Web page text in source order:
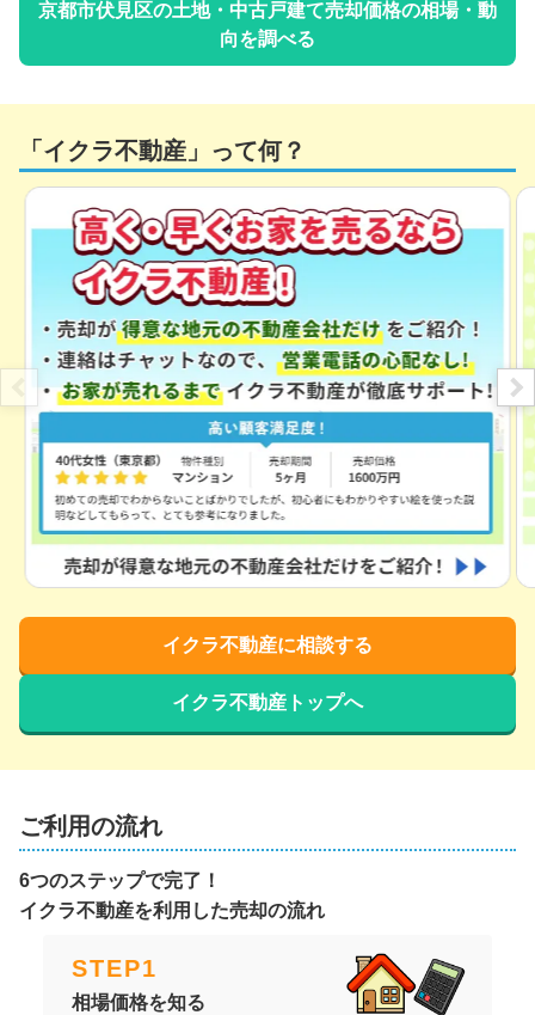
京都市伏見区の土地・中古戸建て売却価格の相場・動
向を調べる
「イクラ不動産」って何？
イクラ不動産に相談する
イクラ不動産トップへ
ご利用の流れ
6つのステップで完了！
イクラ不動産を利用した売却の流れ
STEP1
相場価格を知る